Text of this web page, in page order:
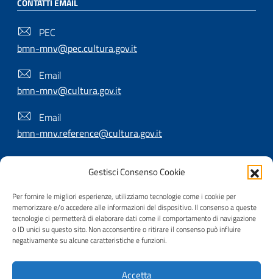
Gestisci Consenso Cookie
Per fornire le migliori esperienze, utilizziamo tecnologie come i cookie per
memorizzare e/o accedere alle informazioni del dispositivo. Il consenso a queste
tecnologie ci permetterà di elaborare dati come il comportamento di navigazione
o ID unici su questo sito. Non acconsentire o ritirare il consenso può influire
negativamente su alcune caratteristiche e funzioni.
Accetta
CONTATTI EMAIL
PEC
bmn-mnv@pec.cultura.gov.it
Email
bmn-mnv@cultura.gov.it
Email
bmn-mnv.reference@cultura.gov.it
Useful Links Section
Privacy | Cookie policy | Contatti |
accessibilità | Crediti | Nota di copyright | Realizzato da